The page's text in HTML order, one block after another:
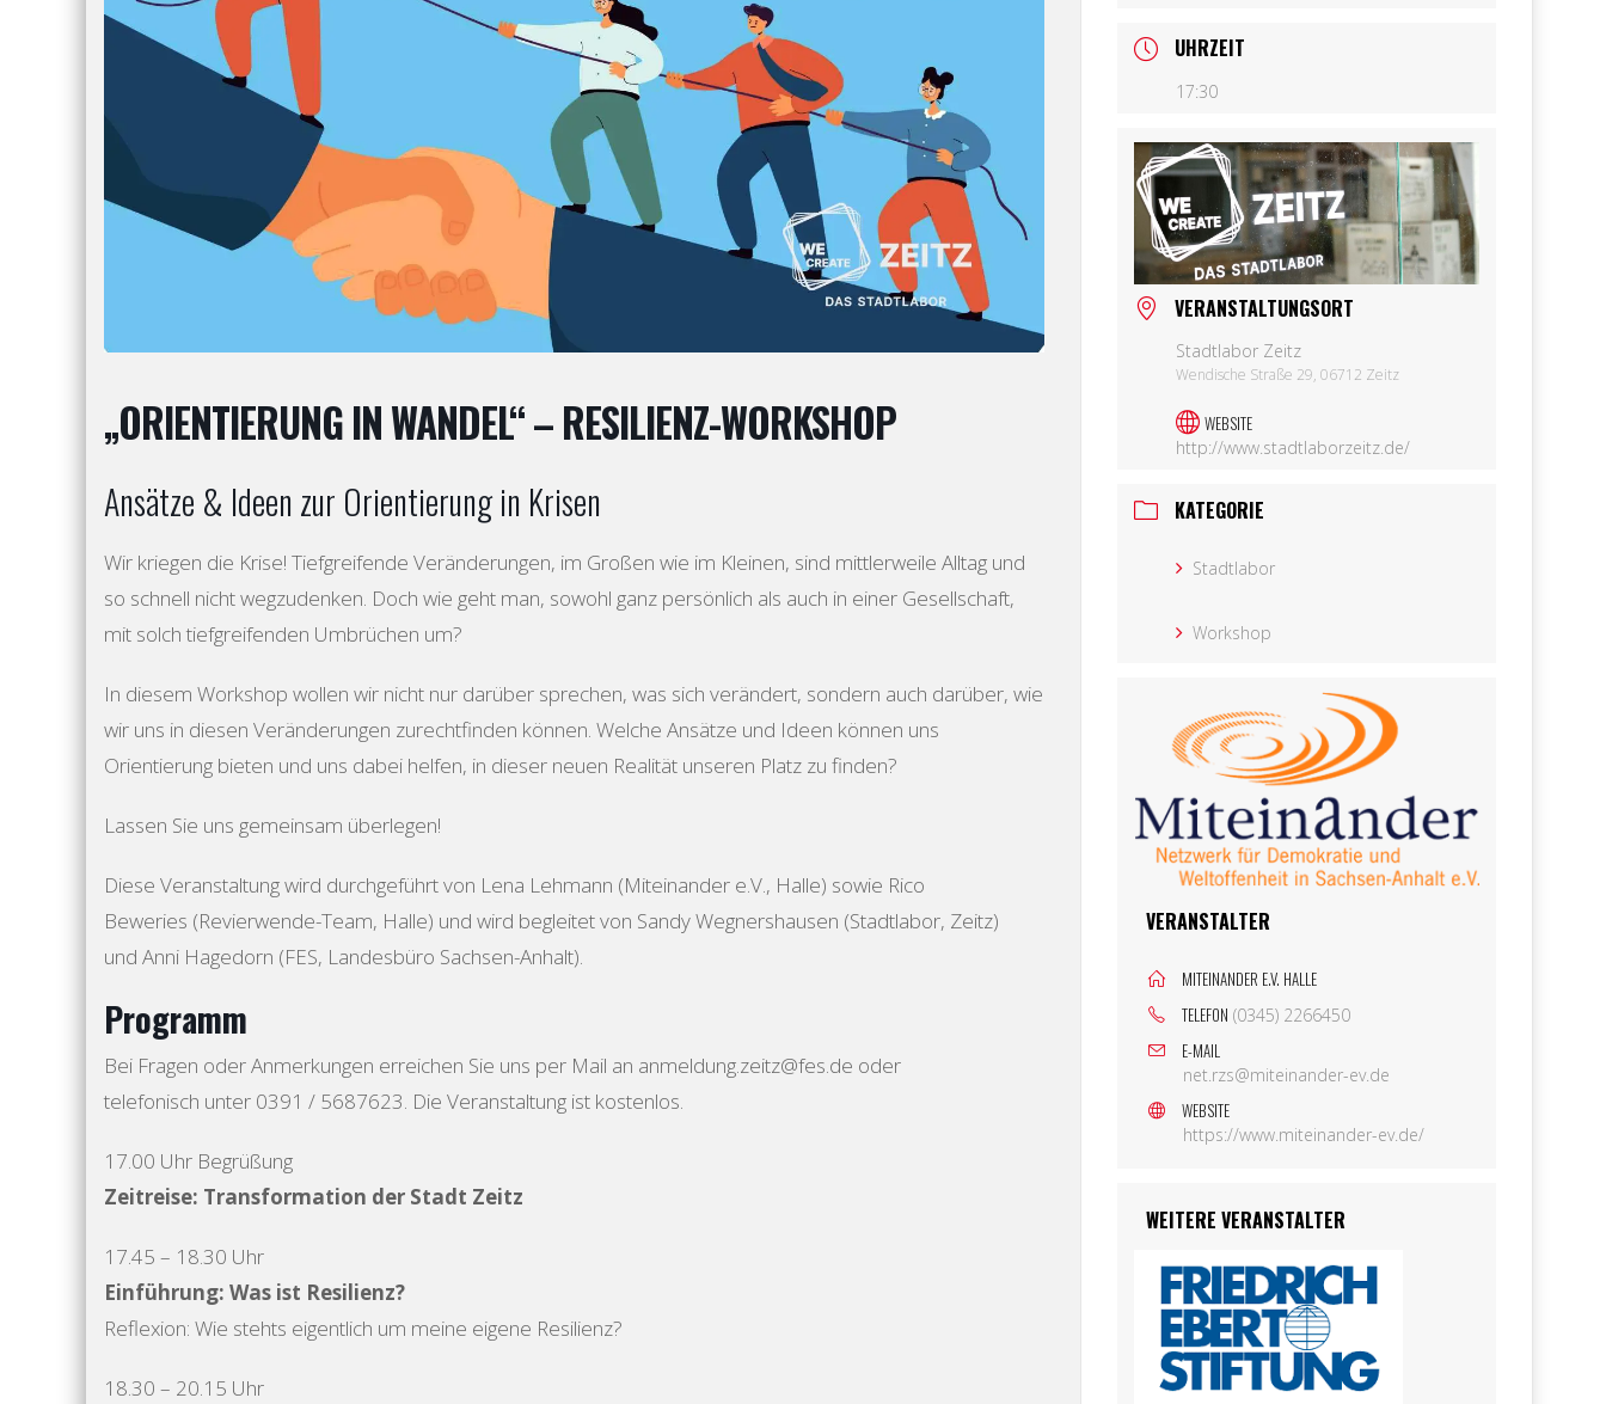
„ORIENTIERUNG IN WANDEL“ – RESILIENZ-WORKSHOP
Ansätze & Ideen zur Orientierung in Krisen
Wir kriegen die Krise! Tiefgreifende Veränderungen, im Großen wie im Kleinen, sind mittlerweile Alltag und
so schnell nicht wegzudenken. Doch wie geht man, sowohl ganz persönlich als auch in einer Gesellschaft,
mit solch tiefgreifenden Umbrüchen um?
In diesem Workshop wollen wir nicht nur darüber sprechen, was sich verändert, sondern auch darüber, wie
wir uns in diesen Veränderungen zurechtfinden können. Welche Ansätze und Ideen können uns
Orientierung bieten und uns dabei helfen, in dieser neuen Realität unseren Platz zu finden?
Lassen Sie uns gemeinsam überlegen!
Diese Veranstaltung wird durchgeführt von Lena Lehmann (Miteinander e.V., Halle) sowie Rico
Beweries (Revierwende-Team, Halle) und wird begleitet von Sandy Wegnershausen (Stadtlabor, Zeitz)
und Anni Hagedorn (FES, Landesbüro Sachsen-Anhalt).
Programm
Bei Fragen oder Anmerkungen erreichen Sie uns per Mail an anmeldung.zeitz@fes.de oder
telefonisch unter 0391 / 5687623. Die Veranstaltung ist kostenlos.
17.00 Uhr Begrüßung
Zeitreise: Transformation der Stadt Zeitz
17.45 – 18.30 Uhr
Einführung: Was ist Resilienz?
Reflexion: Wie stehts eigentlich um meine eigene Resilienz?
18.30 – 20.15 Uhr
UHRZEIT
17:30
VERANSTALTUNGSORT
Stadtlabor Zeitz
Wendische Straße 29, 06712 Zeitz
WEBSITE
http://www.stadtlaborzeitz.de/
KATEGORIE
Stadtlabor
Workshop
VERANSTALTER
MITEINANDER E.V. HALLE
TELEFON (0345) 2266450
E-MAIL
net.rzs@miteinander-ev.de
WEBSITE
https://www.miteinander-ev.de/
WEITERE VERANSTALTER